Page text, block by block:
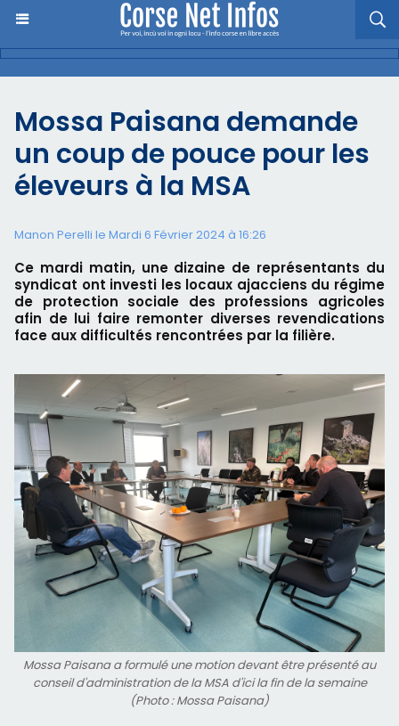
Mossa Paisana demande
un coup de pouce pour les
éleveurs à la MSA
Manon Perelli le Mardi 6 Février 2024 à 16:26
Ce mardi matin, une dizaine de représentants du
syndicat ont investi les locaux ajacciens du régime
de protection sociale des professions agricoles
afin de lui faire remonter diverses revendications
face aux difficultés rencontrées par la filière.
Mossa Paisana a formulé une motion devant être présenté au
conseil d'administration de la MSA d'ici la fin de la semaine
(Photo : Mossa Paisana)